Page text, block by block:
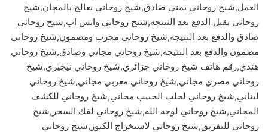
العمل,شيخ روحاني يمني صادق,شيخ روحاني يعالج بالمجان,شيخ
روحاني يقبل الدفع بعد النتيجه,شيخ روحاني واتس اب,شيخ روحاني
صادق والدفع بعد النتيجه,شيخ روحاني مجرب ومضمون,شيخ روحاني
مضمون والدفع بعد النتيجه,شيخ روحاني مجاني وصادق,شيخ روحاني
هندي,رقم هاتف شيخ روحاني جزائري,شيخ روحاني نيجيري,شيخ
روحاني مصري مجاني,شيخ روحاني مغربي مجاني,شيخ روحاني
لبناني,شيخ روحاني لجلب الحبيب مجاني,شيخ روحاني للكشف
المجاني,شيخ روحاني لوجه الله,شيخ روحاني لفك السحر,شيخ
روحاني للتفريق,شيخ روحاني لاستخراج الكنوز,شيخ روحاني